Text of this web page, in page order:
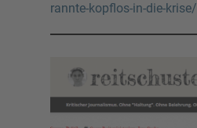
rannte-kopflos-in-die-krise/